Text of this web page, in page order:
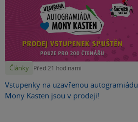
Články Před 21 hodinami
Vstupenky na uzavřenou autogramiádu
Mony Kasten jsou v prodeji!